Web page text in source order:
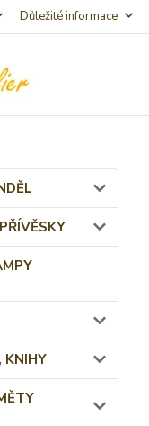
Důležité informace
KNIHY